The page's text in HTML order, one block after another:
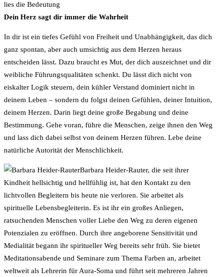
lies die Bedeutung
Dein Herz sagt dir immer die Wahrheit
In dir ist ein tiefes Gefühl von Freiheit und Unabhängigkeit, das dich
ganz spontan, aber auch umsichtig aus dem Herzen heraus
entscheiden lässt. Dazu braucht es Mut, der dich auszeichnet und dir
weibliche Führungsqualitäten schenkt. Du lässt dich nicht von
eiskalter Logik steuern, dein kühler Verstand dominiert nicht in
deinem Leben – sondern du folgst deinen Gefühlen, deiner Intuition,
deinem Herzen. Darin liegt deine große Begabung und deine
Bestimmung. Gehe voran, führe die Menschen, zeige ihnen den Weg
und lass dich dabei selbst von deinem Herzen führen. Lebe deine
natürliche Autorität der Menschlichkeit.
Barbara Heider-Rauter, die seit ihrer
Kindheit hellsichtig und hellfühlig ist, hat den Kontakt zu den
lichtvollen Begleitern bis heute nie verloren. Sie arbeitet als
spirituelle Lebensbegleiterin. Es ist ihr ein großes Anliegen,
ratsuchenden Menschen voller Liebe den Weg zu deren eigenen
Potenzialen zu eröffnen. Durch ihre angeborene Sensitivität und
Medialität begann ihr spiritueller Weg bereits sehr früh. Sie bietet
Meditationsabende und Seminare zum Thema Farben an, arbeitet
weltweit als Lehrerin für Aura-Soma und führt seit mehreren Jahren